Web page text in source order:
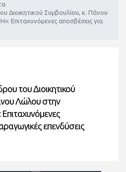
Διοικητικού Συμβουλίου, κ. Πάνου
Επιταχυνόμενες αποσβέσεις για
του Διοικητικού
Λώλου στην
επενδύσεις